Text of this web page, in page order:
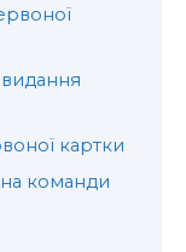
видання
картки
команди